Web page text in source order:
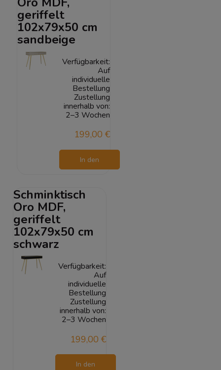
geriffelt
102x79x50 cm
sandbeige
Verfügbarkeit:
Auf
individuelle
Bestellung
Zustellung
innerhalb von:
2–3 Wochen
199,00 €
In den
Schminktisch
Oro MDF,
geriffelt
102x79x50 cm
schwarz
Verfügbarkeit:
Auf
individuelle
Bestellung
Zustellung
innerhalb von:
2–3 Wochen
199,00 €
In den